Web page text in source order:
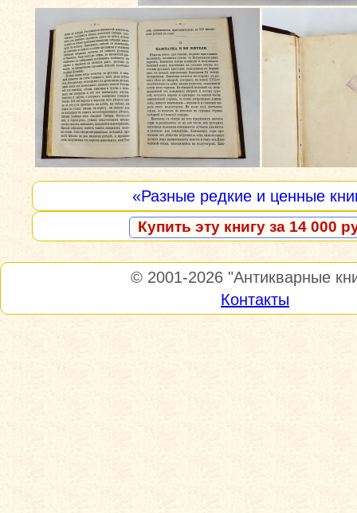
«Разные редкие и ценные
Купить эту книгу за 14 000
© 2001-2026 "Антикварные
Контакты